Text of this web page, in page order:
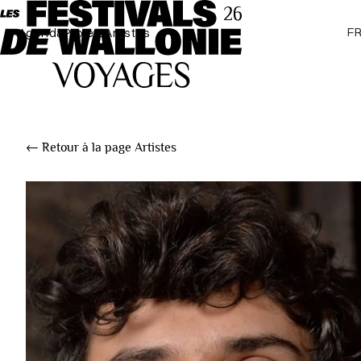
AgendaProjetsArtistes
← Retour à la page Artistes